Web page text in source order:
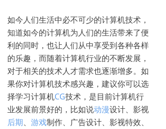
如今人们生活中必不可少的计算机技术，
知道如今的计算机为人们的生活带来了便
利的同时，也让人们从中享受到各种各样
的乐趣，而随着计算机行业的不断发展，
对于相关的技术人才需求也逐渐增多。如
果你对计算机技术感兴趣，建议你可以选
择学习计算机CG技术，是目前计算机行
业发展前景好的，比如说动漫设计、影视
后期、 游戏制作、广告设计、影视特效、